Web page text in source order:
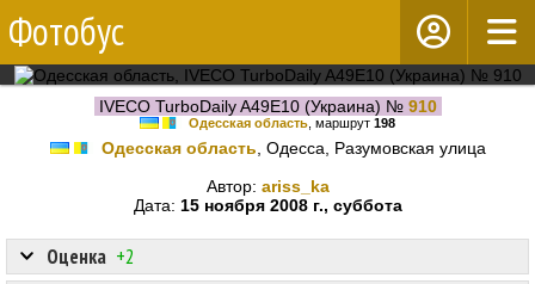
Фотобус
IVECO TurboDaily A49E10 (Украина) № 910
Одесская область , маршрут 198
Одесская область , Одесса, Разумовская улица
Автор: ariss_ka
Дата: 15 ноября 2008 г., суббота
Оценка +2